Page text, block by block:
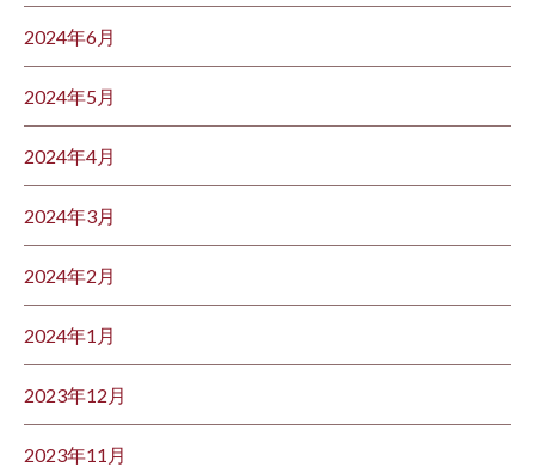
2024年6月
2024年5月
2024年4月
2024年3月
2024年2月
2024年1月
2023年12月
2023年11月